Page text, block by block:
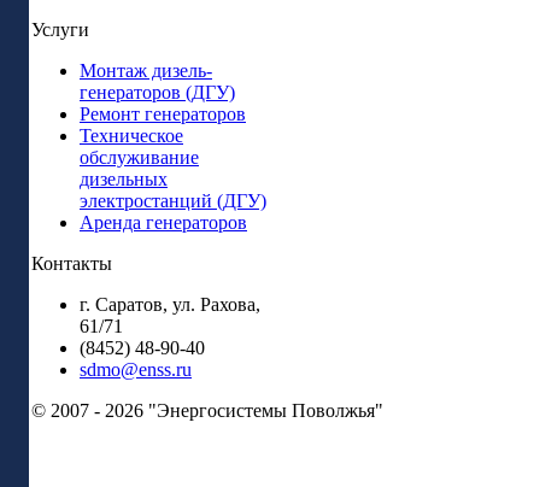
Услуги
Монтаж дизель-
генераторов (ДГУ)
Ремонт генераторов
Техническое
обслуживание
дизельных
электростанций (ДГУ)
Аренда генераторов
Контакты
г. Саратов, ул. Рахова,
61/71
(8452) 48-90-40
sdmo@enss.ru
© 2007 - 2026 "Энергосистемы Поволжья"